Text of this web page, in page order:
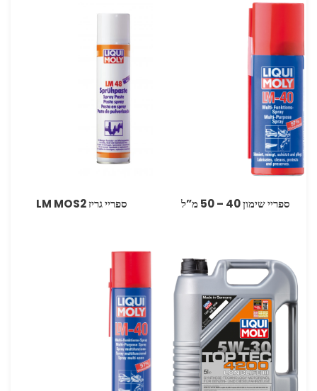
ספריי שימון ‏40 – ‏50 מ”ל ספריי גריז MOS2 ‏LM